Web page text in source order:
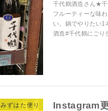
千代鶴酒造さん★千
フルーティーな味
い。鍋でやりたい1
酒造#千代鶴にごり
みずはた便り Instagram